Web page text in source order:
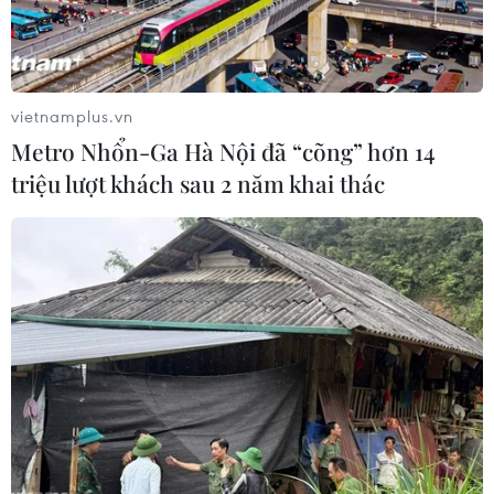
Nhanh chóng hoàn thiện
dự án kết nối vùng, sân bay
Long Thành
06/08/2026 15:07
Sẽ thi công đồng loạt Dự
án cao tốc Vinh-Thanh
Thủy trong tháng 9
06/08/2026 12:25
Chưa đầu tư mở rộng Quốc
lộ 1 đoạn Bạc Liêu-Cà Mau
giai đoạn 2026-2030
06/08/2026 12:24
Tuyên Quang khẩn trương
khắc phục sạt lở trên các
tuyến giao thông
06/08/2026 11:54
vietnamplus.vn
Metro Nhổn-Ga Hà Nội đã “cõng” hơn 14
triệu lượt khách sau 2 năm khai thác